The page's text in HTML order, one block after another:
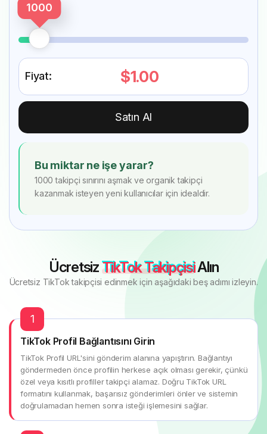
1000
Fiyat: $1.00
Satın Al
Bu miktar ne işe yarar?
1000 takipçi sınırını aşmak ve organik takipçi
kazanmak isteyen yeni kullanıcılar için idealdir.
ÜcretsizTikTok TakipçisiAlın
Ücretsiz TikTok takipçisi edinmek için aşağıdaki beş adımı izleyin.
1
TikTok Profil Bağlantısını Girin
TikTok Profil URL'sini gönderim alanına yapıştırın. Bağlantıyı
göndermeden önce profilin herkese açık olması gerekir, çünkü
özel veya kısıtlı profiller takipçi alamaz. Doğru TikTok URL
formatını kullanmak, başarısız gönderimleri önler ve sistemin
doğrulamadan hemen sonra isteği işlemesini sağlar.